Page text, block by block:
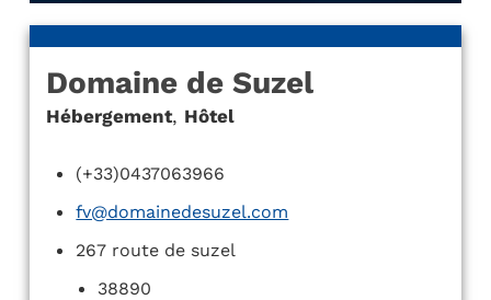
Domaine de Suzel
Hébergement, Hôtel
(+33)0437063966
fv@domainedesuzel.com
267 route de suzel
38890